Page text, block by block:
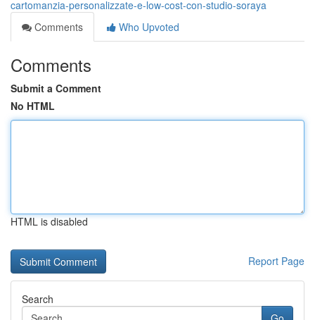
cartomanzia-personalizzate-e-low-cost-con-studio-soraya
Comments
Who Upvoted
Comments
Submit a Comment
No HTML
HTML is disabled
Report Page
Search